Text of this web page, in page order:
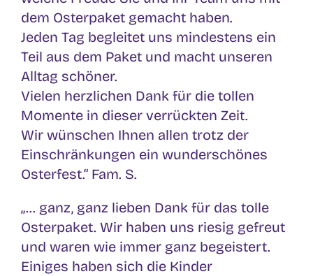
dem Osterpaket gemacht haben.
Jeden Tag begleitet uns mindestens ein
Teil aus dem Paket und macht unseren
Alltag schöner.
Vielen herzlichen Dank für die tollen
Momente in dieser verrückten Zeit.
Wir wünschen Ihnen allen trotz der
Einschränkungen ein wunderschönes
Osterfest.“ Fam. S.
„… ganz, ganz lieben Dank für das tolle
Osterpaket. Wir haben uns riesig gefreut
und waren wie immer ganz begeistert.
Einiges haben sich die Kinder